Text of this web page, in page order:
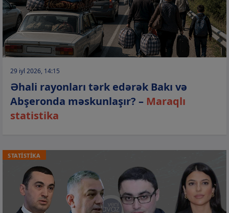
29 iyl 2026, 14:15
Əhali rayonları tərk edərək Bakı və
Abşeronda məskunlaşır? – Maraqlı
statistika
STATİSTİKA